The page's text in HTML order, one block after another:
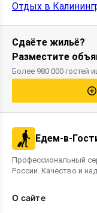
Отдых в
Сдаёте жильё?
Разместите
Более 980 000 гостей
Едем-в-
Профессиональный
России. Качество и
О сайте